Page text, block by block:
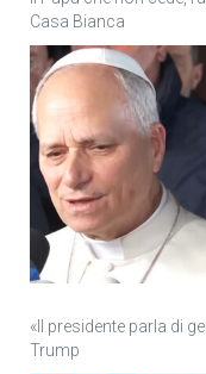
Casa Bianca
«Il presidente parla di
Trump